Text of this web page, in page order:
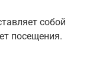
собой
посещения.